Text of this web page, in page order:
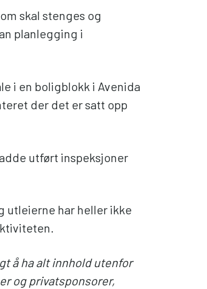
skal stenges og
planlegging i
i en boligblokk i Avenida
der det er satt opp
utført inspeksjoner
utleierne har heller ikke
å ha alt innhold utenfor
og privatsponsorer,